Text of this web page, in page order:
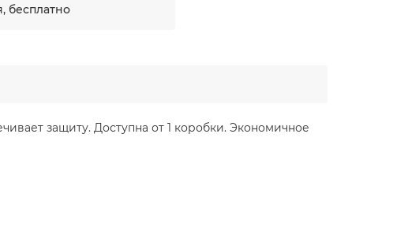
бесплатно
защиту. Доступна от 1 коробки. Экономичное